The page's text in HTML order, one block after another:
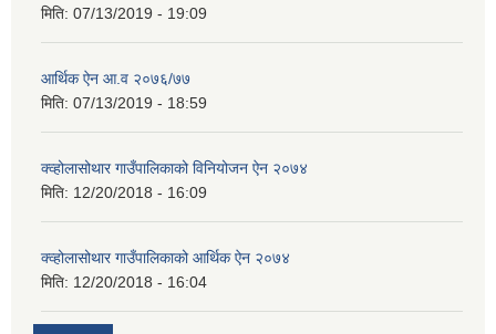
मिति: 07/13/2019 - 19:09
आर्थिक ऐन आ.व २०७६/७७
मिति: 07/13/2019 - 18:59
क्व्होलासोथार गाउँपालिकाको विनियोजन ऐन २०७४
मिति: 12/20/2018 - 16:09
क्व्होलासोथार गाउँपालिकाको आर्थिक ऐन २०७४
मिति: 12/20/2018 - 16:04